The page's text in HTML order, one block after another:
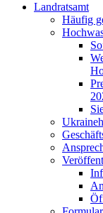
Landratsamt
Häufig